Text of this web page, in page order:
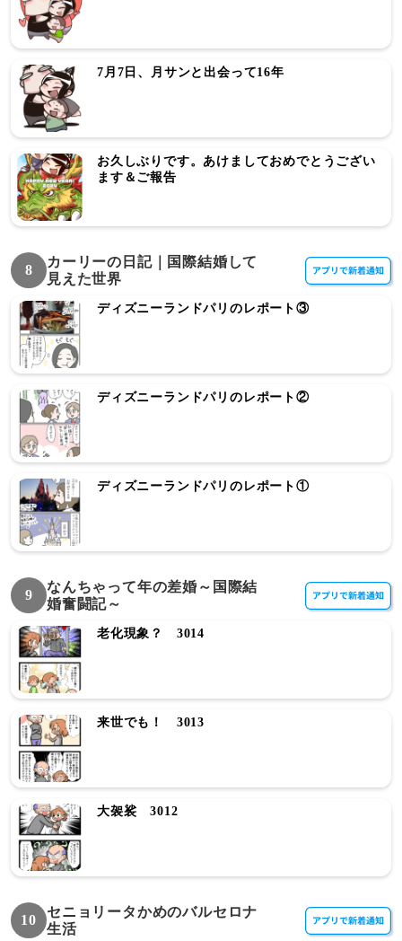
7月7日、月サンと出会って16年
お久しぶりです。あけましておめでとうござい
ます＆ご報告
8
カーリーの日記｜国際結婚して
見えた世界
ディズニーランドパリのレポート③
ディズニーランドパリのレポート②
ディズニーランドパリのレポート①
9
なんちゃって年の差婚～国際結
婚奮闘記～
老化現象？ 3014
来世でも！ 3013
大袈裟 3012
10
セニョリータかめのバルセロナ
生活